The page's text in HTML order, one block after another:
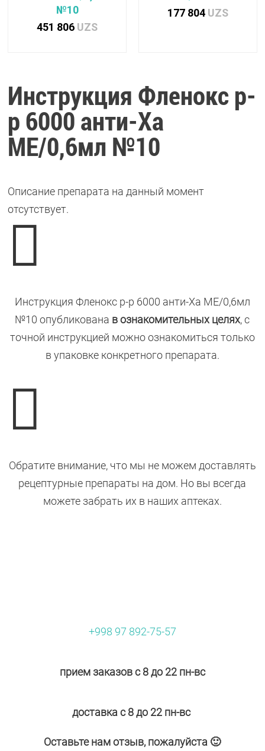
№10
451 806 UZS
177 804 UZS
Инструкция Фленокс р-
р 6000 анти-Ха
МЕ/0,6мл №10
Описание препарата на данный момент
отсутствует.

Инструкция Фленокс р-р 6000 анти-Ха МЕ/0,6мл
№10 опубликована в ознакомительных целях, с
точной инструкцией можно ознакомиться только
в упаковке конкретного препарата.

Обратите внимание, что мы не можем доставлять
рецептурные препараты на дом. Но вы всегда
можете забрать их в наших аптеках.
+998 97 892-75-57
прием заказов с 8 до 22 пн-вс
доставка с 8 до 22 пн-вс
Оставьте нам отзыв, пожалуйста 🙂